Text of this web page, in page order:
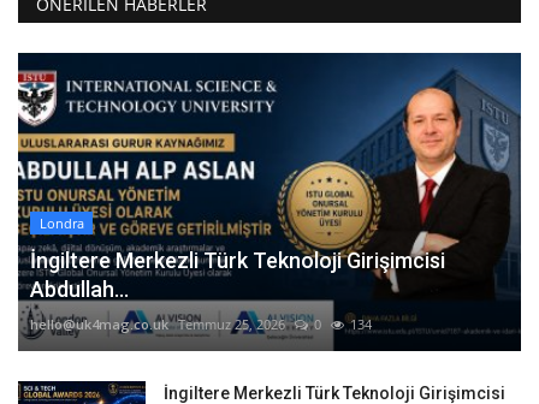
Londra
İngiltere Merkezli Türk Teknoloji Girişimcisi
Abdullah...
hello@uk4mag.co.uk Temmuz 25, 2026 0 134
İngiltere Merkezli Türk Teknoloji Girişimcisi